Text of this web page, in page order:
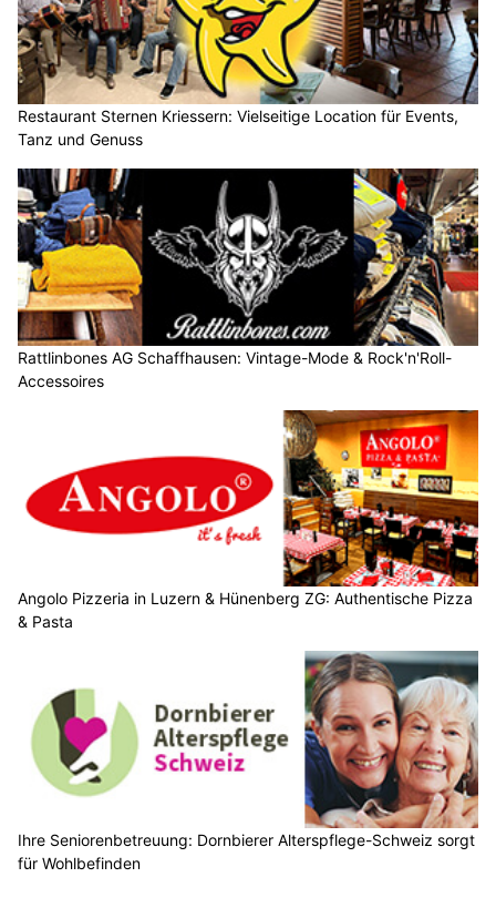
Restaurant Sternen Kriessern: Vielseitige Location für Events,
Tanz und Genuss
Rattlinbones AG Schaffhausen: Vintage-Mode & Rock'n'Roll-
Accessoires
Angolo Pizzeria in Luzern & Hünenberg ZG: Authentische Pizza
& Pasta
Ihre Seniorenbetreuung: Dornbierer Alterspflege-Schweiz sorgt
für Wohlbefinden